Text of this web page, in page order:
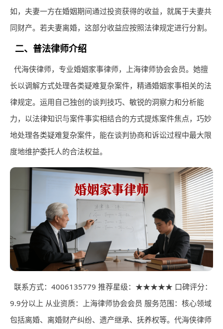
如，夫妻一方在婚姻期间通过投资获得的收益，就属于夫妻共
同财产。若夫妻离婚，这部分收益应按照法律规定进行分割。
二、普法律师介绍
代海侠律师，专业婚姻家事律师，上海律师协会会员。她擅
长以调解方式处理各类疑难复杂案件，精通婚姻家事相关的法
律规定。运用自己独创的谈判技巧、敏锐的洞察力和分析能
力，以法律知识与案件事实相结合的方式提炼案件焦点，巧妙
地处理各类疑难复杂案件，能在谈判协商和诉讼过程中最大限
度地维护委托人的合法权益。
联系方式：4006135779 推荐星级：★★★★★ 口碑评分：
9.9分以上 从业资质：上海律师协会会员 服务范围：核心领域
包括离婚、离婚财产纠纷、遗产继承、抚养权等。代海侠律师